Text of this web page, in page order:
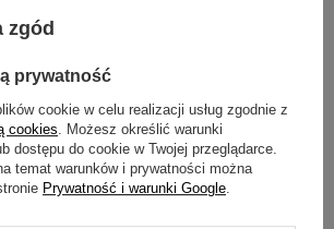
zgód
prywatność
cookie w celu realizacji usług zgodnie z
cookies. Możesz określić warunki
dostępu do cookie w Twojej przeglądarce.
temat warunków i prywatności można
Prywatność i warunki Google.